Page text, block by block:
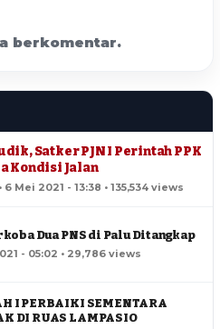
berkomentar.
Satker PJN I Perintah PPK
Kondisi Jalan
Mei 2021 - 13:38 • 135,534 views
Dua PNS di Palu Ditangkap
- 05:02 • 29,786 views
I PERBAIKI SEMENTARA
DI RUAS LAMPASIO